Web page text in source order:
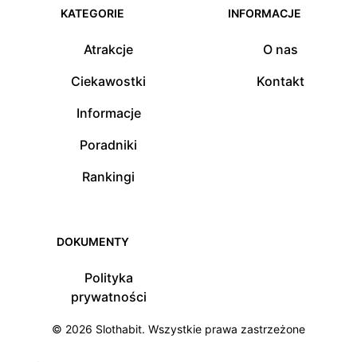
KATEGORIE
Atrakcje
Ciekawostki
Informacje
Poradniki
Rankingi
INFORMACJE
O nas
Kontakt
DOKUMENTY
Polityka
prywatności
© 2026 Slothabit. Wszystkie prawa zastrzeżone